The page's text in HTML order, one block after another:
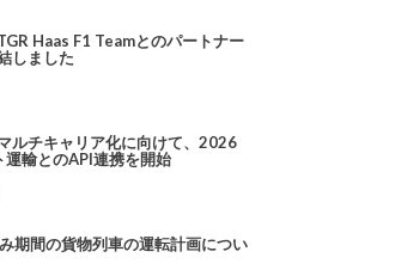
Haas F1 Teamとのパートナー
しました
ルチキャリア化に向けて、2026
輸とのAPI連携を開始
期間の貨物列車の運転計画につい